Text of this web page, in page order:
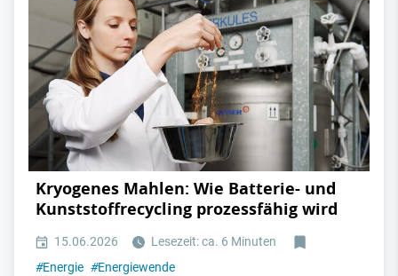
Kryogenes Mahlen: Wie Batterie- und
Kunststoffrecycling prozessfähig wird
15.06.2026
Lesezeit: ca. 6 Minuten
#Energie #Energiewende